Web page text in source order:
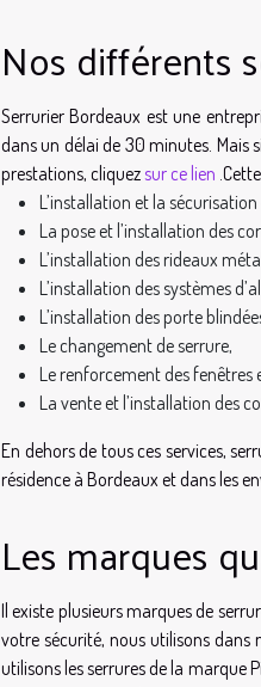
Nos différents
Serrurier Bordeaux est une
dans un délai de 30 minutes. Mais
prestations, cliquezsur ce lien
L’installation et la
La pose et l’installation des
L’installation des rideaux
L’installation des systèmes
L’installation des porte
Le changement de serrure,
Le renforcement des fenêtres
La vente et l’installation des
En dehors de tous ces services,
résidence à Bordeaux et dans les
Les marques
Il existe plusieurs marques de
votre sécurité, nous utilisons
utilisons les serrures de la marque